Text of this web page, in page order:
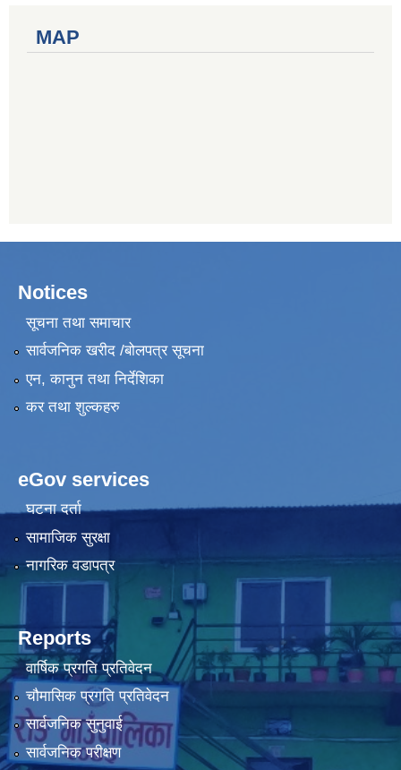
MAP
Notices
सूचना तथा समाचार
सार्वजनिक खरीद /बोलपत्र सूचना
एन, कानुन तथा निर्देशिका
कर तथा शुल्कहरु
eGov services
घटना दर्ता
सामाजिक सुरक्षा
नागरिक वडापत्र
Reports
वार्षिक प्रगति प्रतिवेदन
चौमासिक प्रगति प्रतिवेदन
सार्वजनिक सुनुवाई
सार्वजनिक परीक्षण